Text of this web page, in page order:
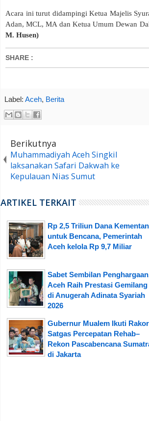
Acara ini turut didampingi Ketua Majelis
Adan, MCL, MA dan Ketua Umum Dewan
M. Husen)
SHARE :
Label: Aceh, Berita
Berikutnya
Muhammadiyah Aceh Singkil
laksanakan Safari Dakwah ke
Kepulauan Nias Sumut
ARTIKEL TERKAIT
Rp 2,5 Triliun Dana Kementan
untuk Bencana, Pemerintah
Aceh kelola Rp 9,7 Miliar
Sabet Sembilan
Aceh Raih Prestasi Gemilang
di Anugerah Adinata Syariah
2026
Gubernur Mualem Ikuti Rakor
Satgas Percepatan Rehab–
Rekon Pascabencana
di Jakarta